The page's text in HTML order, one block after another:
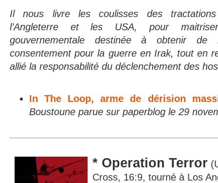
Il nous livre les coulisses des tractations
l’Angleterre et les USA, pour
gouvernementale destinée à obtenir de
consentement pour la guerre en Irak, tout en
allié la responsabilité du déclenchement des
In The Loop, arme de dérision
Boustoune parue sur paperblog le 29
* Operation Terror
Cross, 16:9, tourné à Los